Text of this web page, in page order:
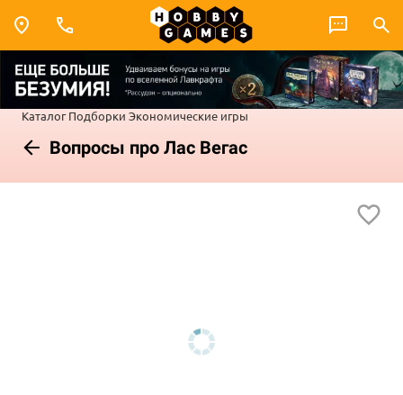
Каталог Подборки Экономические игры
Вопросы про Лас Вегас